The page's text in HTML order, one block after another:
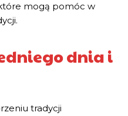
mogą pomóc w
dnia i
tradycji